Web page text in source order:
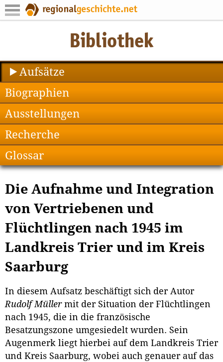
Aufsätze
Biographien
Ausstellungen
Recherche
Glossar
Die Aufnahme und Integration
von Vertriebenen und
Flüchtlingen nach 1945 im
Landkreis Trier und im Kreis
Saarburg
In diesem Aufsatz beschäftigt sich der Autor
Rudolf Müllermit der Situation der Flüchtlingen
nach 1945, die in die französische
Besatzungszone umgesiedelt wurden. Sein
Augenmerk liegt hierbei auf dem Landkreis Trier
und Kreis Saarburg, wobei auch genauer auf das